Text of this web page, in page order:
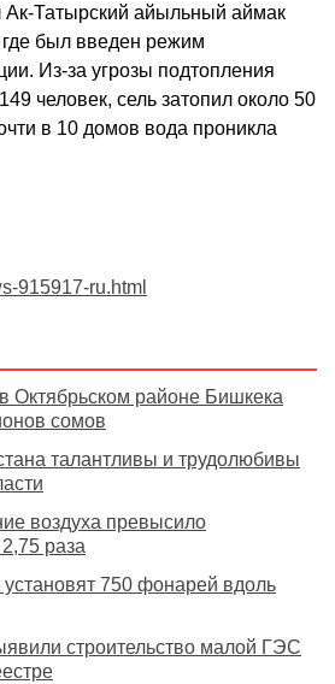
Ак-Татырский айыльный аймак
где был введен режим
Из-за угрозы подтопления
человек, сель затопил около 50
в 10 домов вода проникла
915917-ru.html
Октябрьском районе Бишкека
сомов
талантливы и трудолюбивы
воздуха превысило
раза
установят 750 фонарей вдоль
строительство малой ГЭС